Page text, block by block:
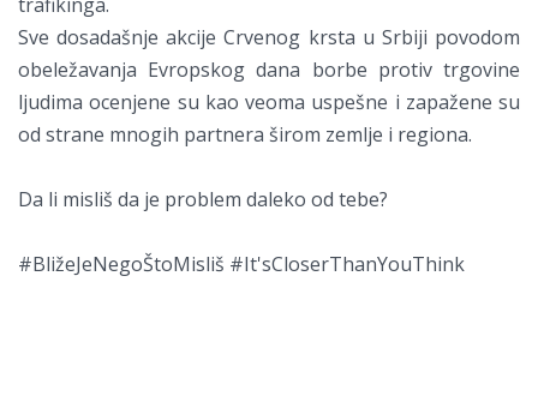
Sve dosadašnje akcije Crvenog krsta u Srbiji povodom
obeležavanja Evropskog dana borbe protiv trgovine
ljudima ocenjene su kao veoma uspešne i zapažene su
od strane mnogih partnera širom zemlje i regiona.
Da li misliš da je problem daleko od tebe?
#BližeJeNegoŠtoMisliš #It'sCloserThanYouThink